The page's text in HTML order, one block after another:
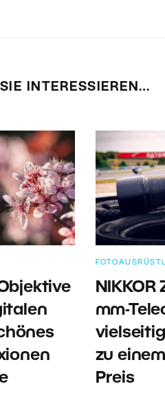
INTERESSIEREN…
NIKKOR
mm-
zu
Preis